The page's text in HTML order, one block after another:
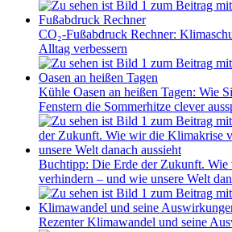
CO₂-Fußabdruck Rechner:
Alltag verbessern
Kühle Oasen an heißen Tagen: Wie
Fenstern die Sommerhitze clever
Buchtipp: Die Erde der Zukunft.
verhindern – und wie unsere Welt
Rezenter Klimawandel und seine